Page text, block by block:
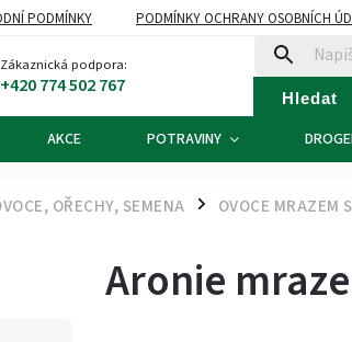
PODMÍNKY PODMÍNKY OCHRANY OSOBNÍCH
KONTAKTY
Zákaznická podpora:
+420 774 502 767 Hledat
AKCE POTRAVINY
OŘECHY, SEMENA / OVOCE MRAZEM
Aronie